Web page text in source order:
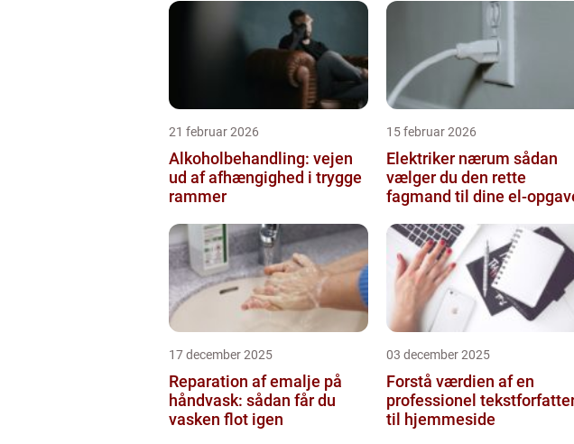
21 februar 2026
Alkoholbehandling: vejen
ud af afhængighed i trygge
rammer
15 februar 2026
Elektriker nærum sådan
vælger du den rette
fagmand til dine el-
17 december 2025
Reparation af emalje på
håndvask: sådan får du
vasken flot igen
03 december 2025
Forstå værdien af en
professionel
til hjemmeside